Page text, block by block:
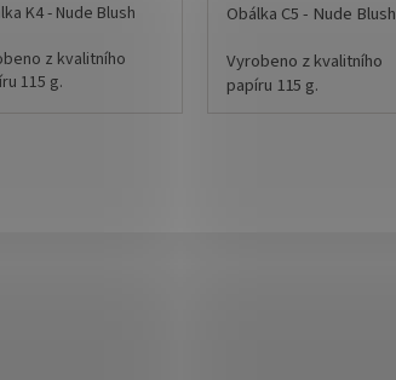
K4 - Nude Blush
z kvalitního
115 g.
Obálka C5 - Nude Blush
Vyrobeno z kvalitního
papíru 115 g.